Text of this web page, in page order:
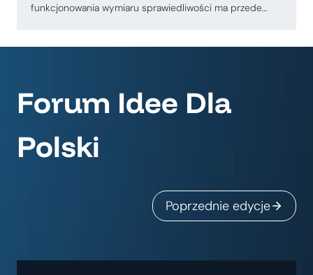
funkcjonowania wymiaru sprawiedliwości ma przede…
Forum Idee Dla
Polski
Poprzednie edycje